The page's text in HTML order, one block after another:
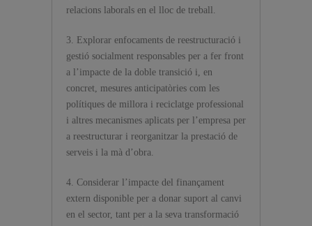
relacions laborals en el lloc de treball.
3. Explorar enfocaments de reestructuració i
gestió socialment responsables per a fer front
a l’impacte de la doble transició i, en
concret, mesures anticipatòries com les
polítiques de millora i reciclatge professional
i altres mecanismes aplicats per l’empresa per
a reestructurar i reorganitzar la prestació de
serveis i la mà d’obra.
4. Considerar l’impacte del finançament
extern disponible per a donar suport al canvi
en el sector, tant per a la seva transformació